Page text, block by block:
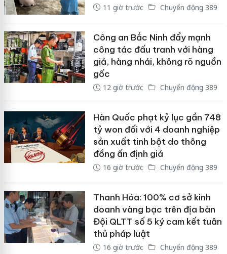
11 giờ trước Chuyển động 389
Công an Bắc Ninh đẩy mạnh
công tác đấu tranh với hàng
giả, hàng nhái, không rõ nguồn
gốc
12 giờ trước Chuyển động 389
Hàn Quốc phạt kỷ lục gần 748
tỷ won đối với 4 doanh nghiệp
sản xuất tinh bột do thông
đồng ấn định giá
16 giờ trước Chuyển động 389
Thanh Hóa: 100% cơ sở kinh
doanh vàng bạc trên địa bàn
Đội QLTT số 5 ký cam kết tuân
thủ pháp luật
16 giờ trước Chuyển động 389